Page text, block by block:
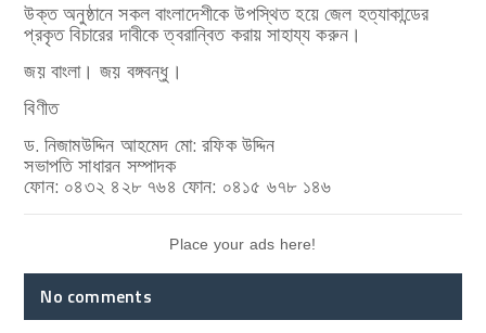
উক্ত অনুষ্ঠানে সকল বাংলাদেশীকে উপস্থিত হয়ে জেল হত্যাকান্ডের
প্রকৃত বিচারের দাবীকে ত্বরান্বিত করায় সাহায্য করুন।
জয় বাংলা। জয় বঙ্গবন্ধু।
বিণীত
ড. নিজামউদ্দিন আহমেদ মো: রফিক উদ্দিন
সভাপতি সাধারন সম্পাদক
ফোন: ০৪৩২ ৪২৮ ৭৬৪ ফোন: ০৪১৫ ৬৭৮ ১৪৬
Place your ads here!
No comments